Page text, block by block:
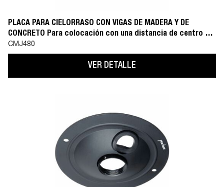
PLACA PARA CIELORRASO CON VIGAS DE MADERA Y DE
CONCRETO Para colocación con una distancia de centro a
centro de 510 mm
CMJ480
VER DETALLE